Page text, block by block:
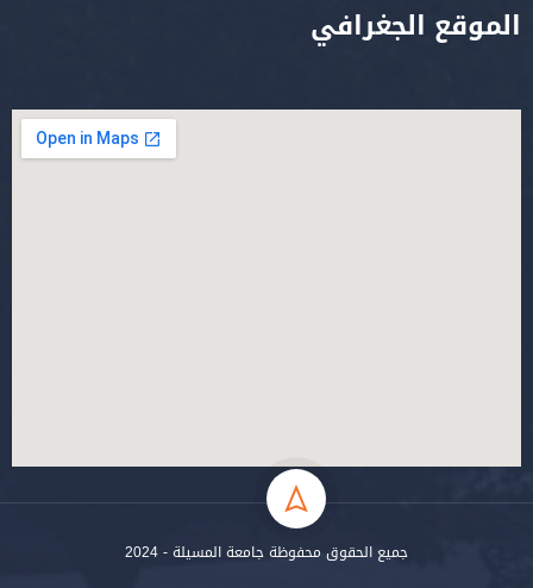
الموقع الجغرافي
جميع الحقوق محفوظة جامعة المسيلة - 2024